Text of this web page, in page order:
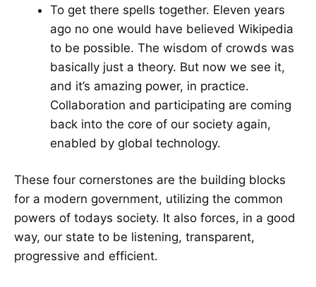
To get there spells together. Eleven years
ago no one would have believed Wikipedia
to be possible. The wisdom of crowds was
basically just a theory. But now we see it,
and it’s amazing power, in practice.
Collaboration and participating are coming
back into the core of our society again,
enabled by global technology.
These four cornerstones are the building blocks
for a modern government, utilizing the common
powers of todays society. It also forces, in a good
way, our state to be listening, transparent,
progressive and efficient.